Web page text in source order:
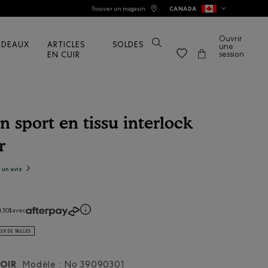
Trouver un magasin CANADA
ARTICLES
EN CUIR
SOLDES
Ouvrir
une
session
sport en tissu interlock
de consommateurs
un avis
boîte
de
dialogue.
avec
DE TAILLES
Modèle : No39090301